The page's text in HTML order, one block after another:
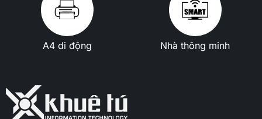
A4 di động Nhà thông minh